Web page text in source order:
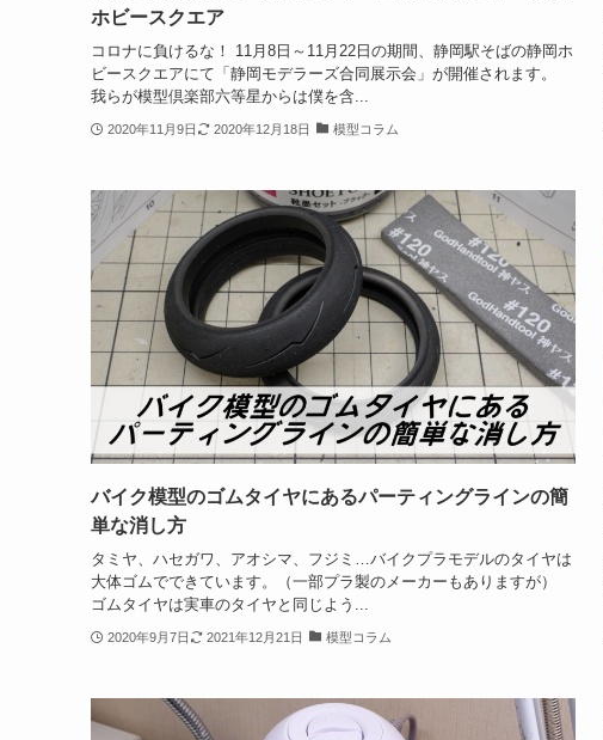
ホビースクエア
コロナに負けるな！ 11月8日～11月22日の期間、静岡駅そばの静岡ホ
ビースクエアにて「静岡モデラーズ合同展示会」が開催されます。
我らが模型倶楽部六等星からは僕を含...
2020年11月9日 2020年12月18日 模型コラム
バイク模型のゴムタイヤにあるパーティングラインの簡
単な消し方
タミヤ、ハセガワ、アオシマ、フジミ…バイクプラモデルのタイヤは
大体ゴムでできています。（一部プラ製のメーカーもありますが）
ゴムタイヤは実車のタイヤと同じよう...
2020年9月7日 2021年12月21日 模型コラム